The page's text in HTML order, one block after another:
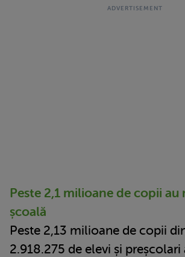
Peste 2,1 milioane de copii au
școală
Peste 2,13 milioane de copii
2.918.275 de elevi și